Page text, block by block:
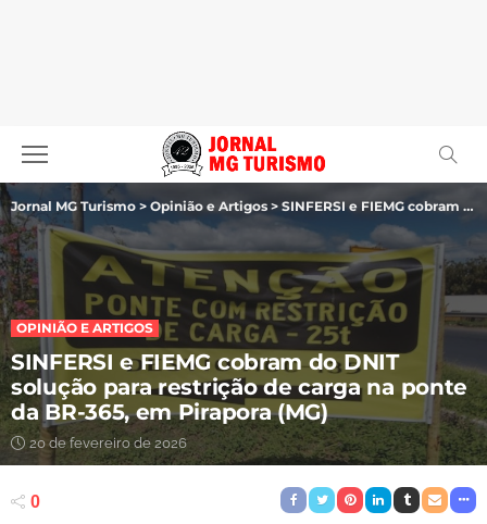
Jornal MG Turismo > Opinião e Artigos > SINFERSI e FIEMG cobram do DNIT solução para restrição de carga na ponte da BR-365, em Pirapora (MG)
OPINIÃO E ARTIGOS
SINFERSI e FIEMG cobram do DNIT
solução para restrição de carga na ponte
da BR-365, em Pirapora (MG)
20 de fevereiro de 2026
0